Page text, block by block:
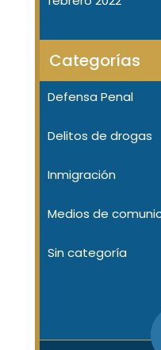
Categorías
Defensa Penal
Delitos de drogas
Inmigración
Medios de
Sin categoría